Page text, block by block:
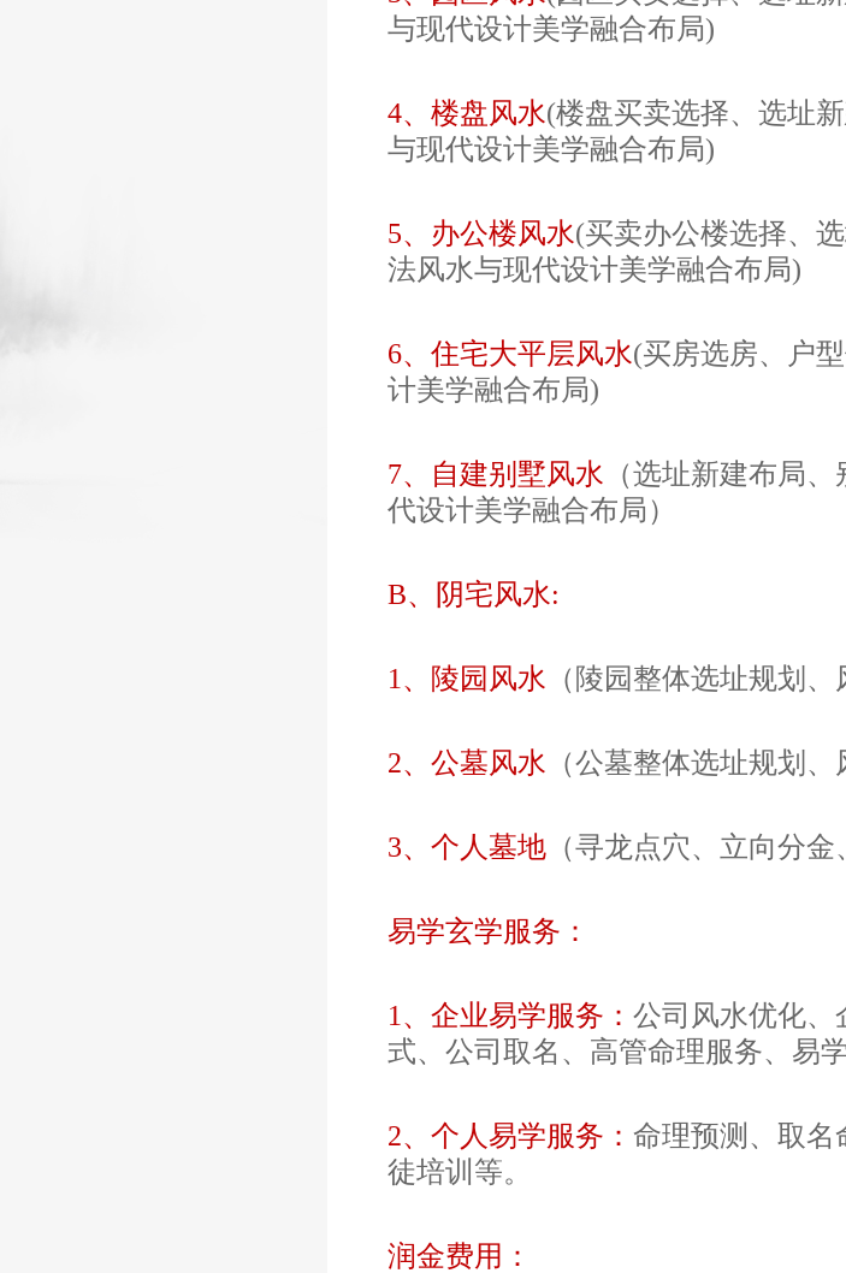
与现代设计美学融合布局)
4、楼盘风水(楼盘买卖选择、选址
与现代设计美学融合布局)
5、办公楼风水(买卖办公楼选择、
法风水与现代设计美学融合布局)
6、住宅大平层风水(买房选房、户
计美学融合布局)
7、自建别墅风水 （选址新建布局
代设计美学融合布局）
B、阴宅风水:
1、陵园风水 （陵园整体选址规划、
2、公墓风水 （公墓整体选址规划、
3、个人墓地 （寻龙点穴、立向分金
易学玄学服务：
1、企业易学服务： 公司风水优化、
式、公司取名、高管命理服务、易
2、个人易学服务： 命理预测、取名
徒培训等。
润金费用：